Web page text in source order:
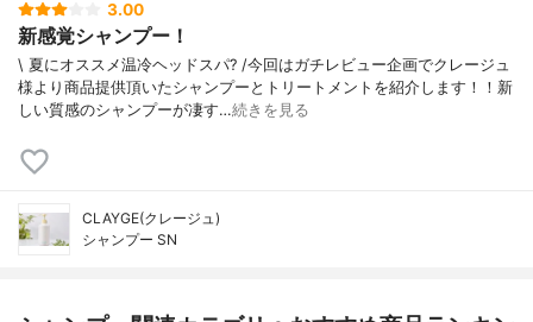
3.00
新感覚シャンプー！
\ 夏にオススメ温冷ヘッドスパ? /今回はガチレビュー企画でクレージュ
様より商品提供頂いたシャンプーとトリートメントを紹介します！！新
しい質感のシャンプーが凄す…続きを見る
CLAYGE(クレージュ)
シャンプー SN